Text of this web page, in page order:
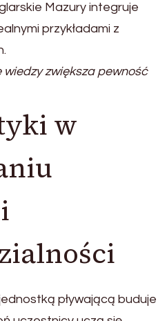
Mazury integruje
przykładami z
zwiększa pewność
w
pływającą buduje